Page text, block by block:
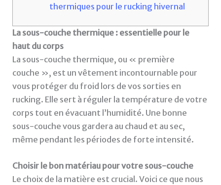
thermiques pour le rucking hivernal
La sous-couche thermique : essentielle pour le
haut du corps
La sous-couche thermique, ou « première
couche », est un vêtement incontournable pour
vous protéger du froid lors de vos sorties en
rucking. Elle sert à réguler la température de votre
corps tout en évacuant l’humidité. Une bonne
sous-couche vous gardera au chaud et au sec,
même pendant les périodes de forte intensité.
Choisir le bon matériau pour votre sous-couche
Le choix de la matière est crucial. Voici ce que nous